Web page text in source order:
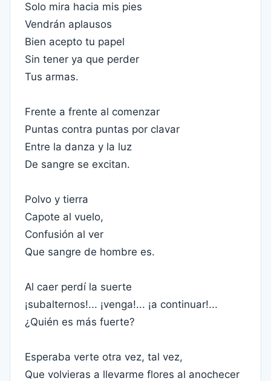
Solo mira hacia mis pies
Vendrán aplausos
Bien acepto tu papel
Sin tener ya que perder
Tus armas.
Frente a frente al comenzar
Puntas contra puntas por clavar
Entre la danza y la luz
De sangre se excitan.
Polvo y tierra
Capote al vuelo,
Confusión al ver
Que sangre de hombre es.
Al caer perdí la suerte
¡subalternos!... ¡venga!... ¡a continuar!...
¿Quién es más fuerte?
Esperaba verte otra vez, tal vez,
Que volvieras a llevarme flores al anochecer